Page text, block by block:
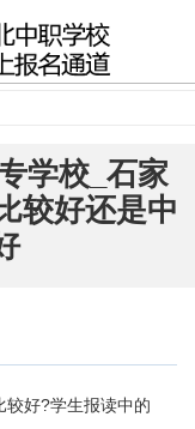
学校_石家
较好还是中
较好?学生报读中的